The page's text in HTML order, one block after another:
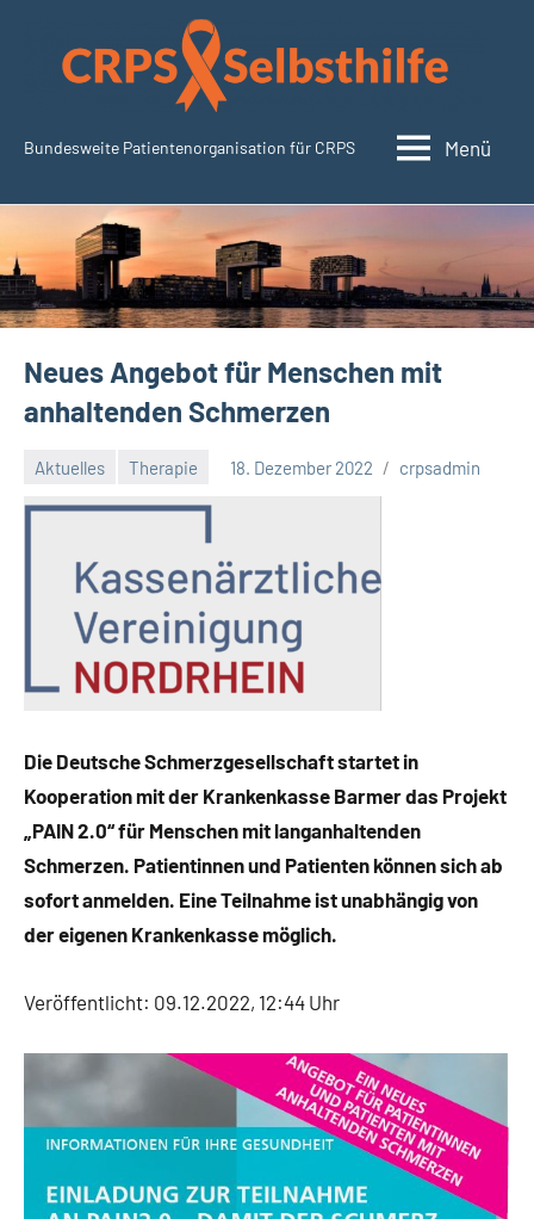
springen
CRPSSelbsthilfe.org
Bundesweite Patientenorganisation für CRPS Menü
Neues Angebot für Menschen mit
anhaltenden Schmerzen
Aktuelles Therapie 18. Dezember 2022 crpsadmin
Die Deutsche Schmerzgesellschaft startet in
Kooperation mit der Krankenkasse Barmer das Projekt
„PAIN 2.0“ für Menschen mit langanhaltenden
Schmerzen. Patientinnen und Patienten können sich ab
sofort anmelden. Eine Teilnahme ist unabhängig von
der eigenen Krankenkasse möglich.
Veröffentlicht: 09.12.2022, 12:44 Uhr